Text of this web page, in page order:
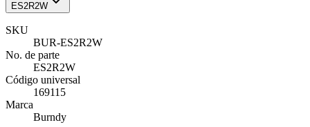
ES2R2W
SKU
BUR-ES2R2W
No. de parte
ES2R2W
Código universal
169115
Marca
Burndy